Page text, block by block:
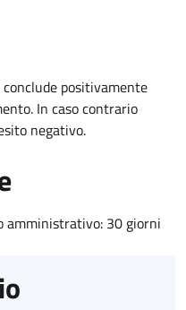
positivamente
In caso contrario
negativo.
amministrativo: 30 giorni